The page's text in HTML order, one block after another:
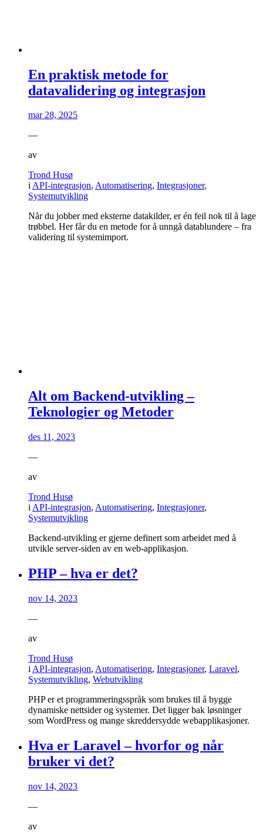
En praktisk metode for
datavalidering og integrasjon
mar 28, 2025
—
av
Trond Husø
iAPI-integrasjon, Automatisering, Integrasjoner,
Systemutvikling
Når du jobber med eksterne datakilder, er én feil nok til å lage
trøbbel. Her får du en metode for å unngå datablundere – fra
validering til systemimport.
Alt om Backend-utvikling –
Teknologier og Metoder
des 11, 2023
—
av
Trond Husø
i API-integrasjon, Automatisering, Integrasjoner,
Systemutvikling
Backend-utvikling er gjerne definert som arbeidet med å
utvikle server-siden av en web-applikasjon.
PHP – hva er det?
nov 14, 2023
—
av
Trond Husø
i API-integrasjon, Automatisering, Integrasjoner, Laravel,
Systemutvikling, Webutvikling
PHP er et programmeringsspråk som brukes til å bygge
dynamiske nettsider og systemer. Det ligger bak løsninger
som WordPress og mange skreddersydde webapplikasjoner.
Hva er Laravel – hvorfor og når
bruker vi det?
nov 14, 2023
—
av